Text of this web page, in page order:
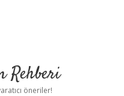
Rehberi
öneriler!